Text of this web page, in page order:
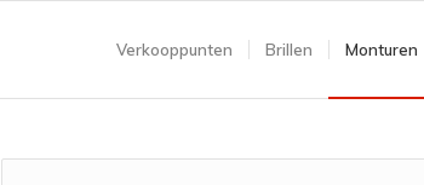
Verkooppunten Brillen Monturen